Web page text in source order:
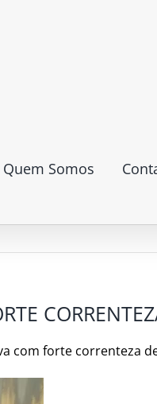
Quem Somos
com forte correnteza